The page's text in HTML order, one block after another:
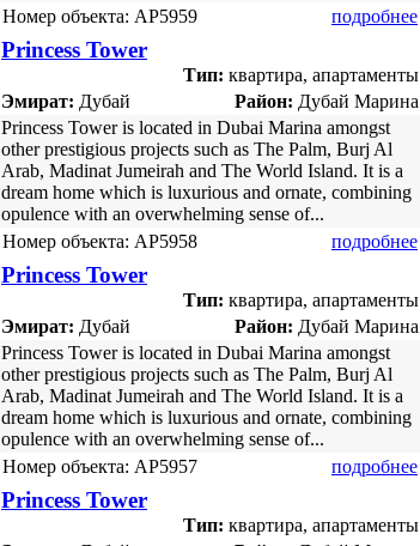
Номер объекта: AP5959
подробнее
Princess Tower
Тип: квартира, апартаменты
Эмират: Дубай Район: Дубай Марина
Princess Tower is located in Dubai Marina amongst
other prestigious projects such as The Palm, Burj Al
Arab, Madinat Jumeirah and The World Island. It is a
dream home which is luxurious and ornate, combining
opulence with an overwhelming sense of...
Номер объекта: AP5958
подробнее
Princess Tower
Тип: квартира, апартаменты
Эмират: Дубай Район: Дубай Марина
Princess Tower is located in Dubai Marina amongst
other prestigious projects such as The Palm, Burj Al
Arab, Madinat Jumeirah and The World Island. It is a
dream home which is luxurious and ornate, combining
opulence with an overwhelming sense of...
Номер объекта: AP5957
подробнее
Princess Tower
Тип: квартира, апартаменты